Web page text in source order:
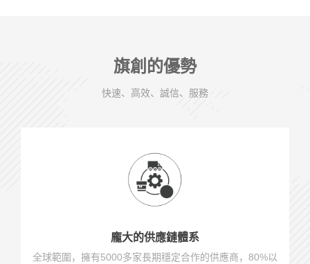
旗創的優勢
快速、高效、誠信、服務
龐大的供應鏈體系
全球範圍，擁有5000多家長期穩定合作的供應商，80%以